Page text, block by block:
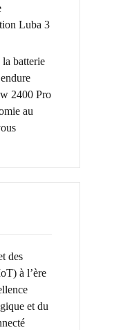
Luba 3
la batterie
2400 Pro
au
des
à l’ère
et du